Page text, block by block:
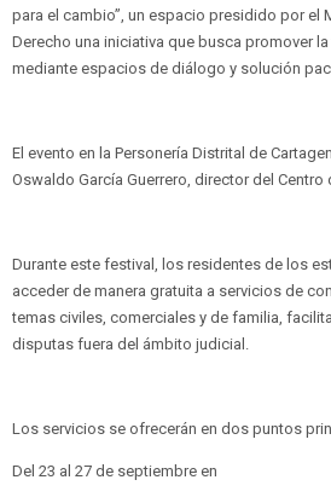
para el cambio”, un espacio presidido por el
Derecho una iniciativa que busca promover
mediante espacios de diálogo y solución
El evento en la Personería Distrital de
Oswaldo García Guerrero, director del
Durante este festival, los residentes de los
acceder de manera gratuita a servicios de
temas civiles, comerciales y de familia,
disputas fuera del ámbito judicial.
Los servicios se ofrecerán en dos puntos
Del 23 al 27 de septiembre en